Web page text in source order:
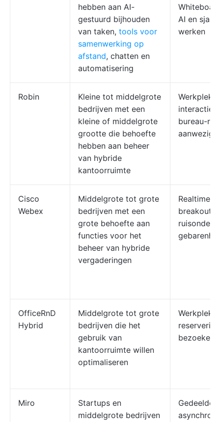
hebben aan AI-
gestuurd bijhouden
van taken, tools voor
samenwerking op
afstand, chatten en
automatisering
AI en
werken
Robin
Kleine tot middelgrote
bedrijven met een
kleine of middelgrote
grootte die behoefte
hebben aan beheer
van hybride
kantoorruimte
bureau-
Cisco
Webex
Middelgrote tot grote
bedrijven met een
grote behoefte aan
functies voor het
beheer van hybride
vergaderingen
Realtime
OfficeRnD
Hybrid
Middelgrote tot grote
bedrijven die het
gebruik van
kantoorruimte willen
optimaliseren
Miro
Startups en
middelgrote bedrijven
Gedeelde